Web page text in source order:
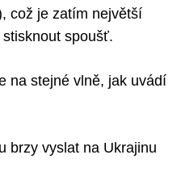
což je zatím největší
spoušť.
na stejné vlně, jak uvádí
brzy vyslat na Ukrajinu